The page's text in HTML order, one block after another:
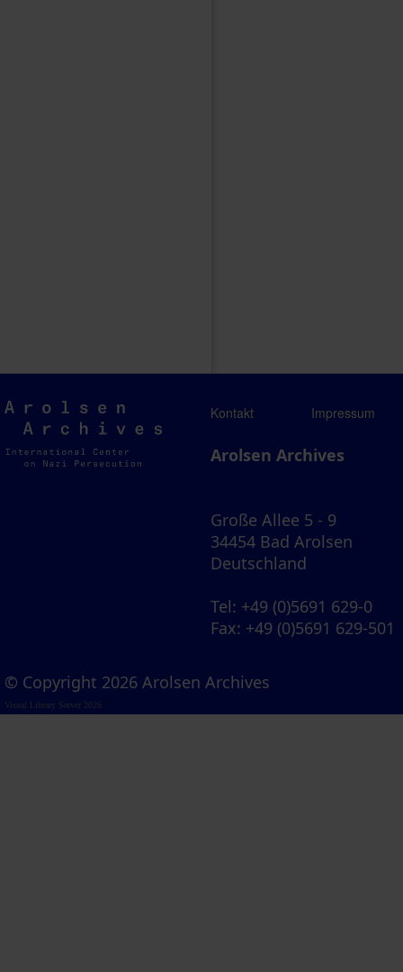
Arolsen
Archives
Kontakt Impressum
Arolsen Archives
Große Allee 5 - 9
34454 Bad Arolsen
Deutschland
Tel: +49 (0)5691 629-0
Fax: +49 (0)5691 629-501
© Copyright 2026 Arolsen Archives
Visual Library Server 2026